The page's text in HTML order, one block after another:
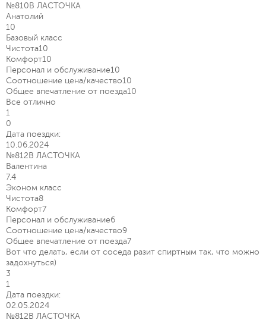
№810В ЛАСТОЧКА
Анатолий
10
Базовый класс
Чистота10
Комфорт10
Персонал и обслуживание10
Соотношение цена/качество10
Общее впечатление от поезда10
Все отлично
1
0
Дата поездки:
10.06.2024
№812В ЛАСТОЧКА
Валентина
7.4
Эконом класс
Чистота8
Комфорт7
Персонал и обслуживание6
Соотношение цена/качество9
Общее впечатление от поезда7
Вот что делать, если от соседа разит спиртным так, что можно
задохнуться)
3
1
Дата поездки:
02.05.2024
№812В ЛАСТОЧКА